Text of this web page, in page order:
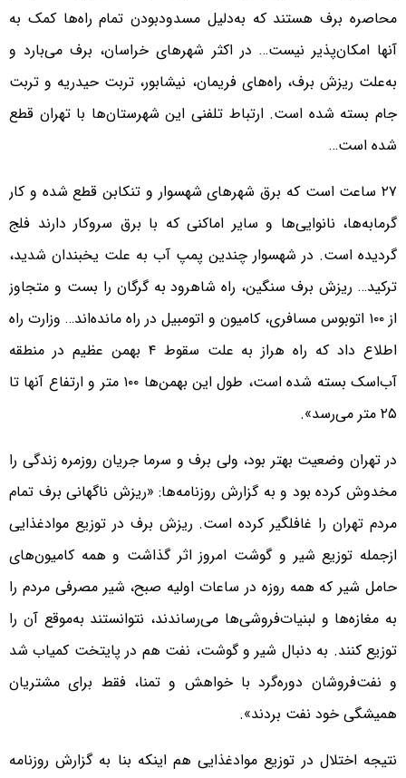
محاصره برف هستند که به‌دلیل مسدودبودن تمام راه‌ها کمک به
آنها امکان‌پذیر نیست… در اکثر شهرهای خراسان، برف می‌بارد و
به‌علت ریزش برف، راه‌های فریمان، نیشابور، تربت حیدریه و تربت
جام بسته شده است. ارتباط تلفنی این شهرستان‌ها با تهران قطع
شده است…
۲۷ ساعت است که برق شهرهای شهسوار و تنکابن قطع شده و کار
گرمابه‌ها، نانوایی‌ها و سایر اماکنی که با برق سروکار دارند فلج
گردیده است. در شهسوار چندین پمپ آب به علت یخبندان شدید،
ترکید… ریزش برف سنگین، راه شاهرود به گرگان را بست و متجاوز
از ۱۰۰ اتوبوس مسافری، کامیون و اتومبیل در راه مانده‌اند… وزارت راه
اطلاع داد که راه هراز به علت سقوط ۴ بهمن عظیم در منطقه
آب‌اسک بسته شده است، طول این بهمن‌ها ۱۰۰ متر و ارتفاع آنها تا
۲۵ متر می‌رسد».
در تهران وضعیت بهتر بود، ولی برف و سرما جریان روزمره زندگی را
مخدوش کرده بود و به گزارش روزنامه‌ها: «ریزش ناگهانی برف تمام
مردم تهران را غافلگیر کرده است. ریزش برف در توزیع موادغذایی
ازجمله توزیع شیر و گوشت امروز اثر گذاشت و همه کامیون‌های
حامل شیر که همه روزه در ساعات اولیه صبح، شیر مصرفی مردم را
به مغازه‌ها و لبنیات‌فروشی‌ها می‌رساندند، نتوانستند به‌موقع آن را
توزیع کنند. به دنبال شیر و گوشت، نفت هم در پایتخت کمیاب شد
و نفت‌فروشان دوره‌گرد با خواهش و تمنا، فقط برای مشتریان
همیشگی خود نفت بردند».
نتیجه اختلال در توزیع موادغذایی هم اینکه بنا به گزارش روزنامه